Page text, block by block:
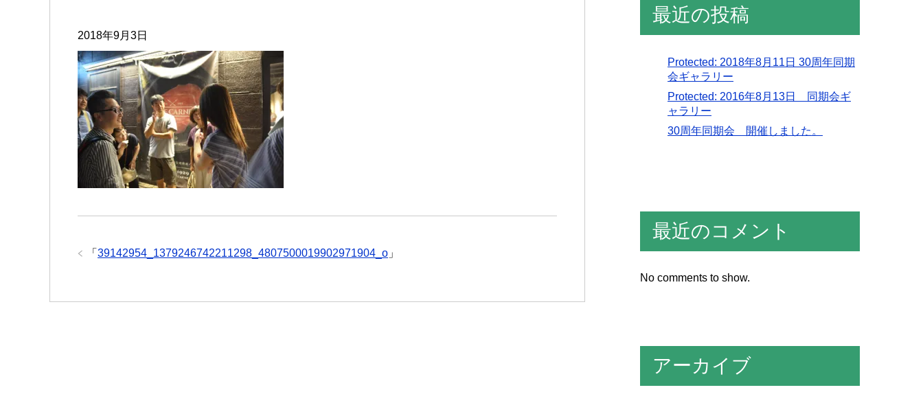
2018年9月3日
「 39142954_1379246742211298_4807500019902971904_o 」
最近の投稿
Protected: 2018年8月11日 30周年同期
会ギャラリー
Protected: 2016年8月13日 同期会ギ
ャラリー
30周年同期会 開催しました。
最近のコメント
No comments to show.
アーカイブ